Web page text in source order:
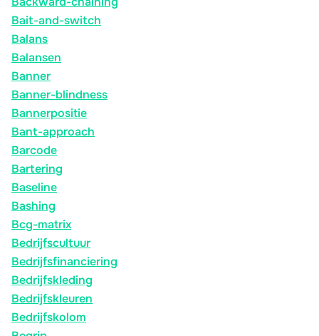
Bait-and-switch
Balans
Balansen
Banner
Banner-blindness
Bannerpositie
Bant-approach
Barcode
Bartering
Baseline
Bashing
Bcg-matrix
Bedrijfscultuur
Bedrijfsfinanciering
Bedrijfskleding
Bedrijfskleuren
Bedrijfskolom